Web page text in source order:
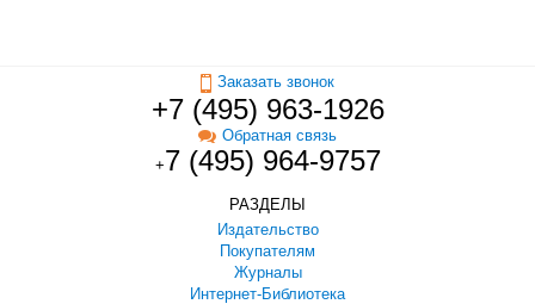
Заказать звонок
+7 (495) 963-1926
Обратная связь
+7 (495) 964-9757
РАЗДЕЛЫ
Издательство
Покупателям
Журналы
Интернет-Библиотека